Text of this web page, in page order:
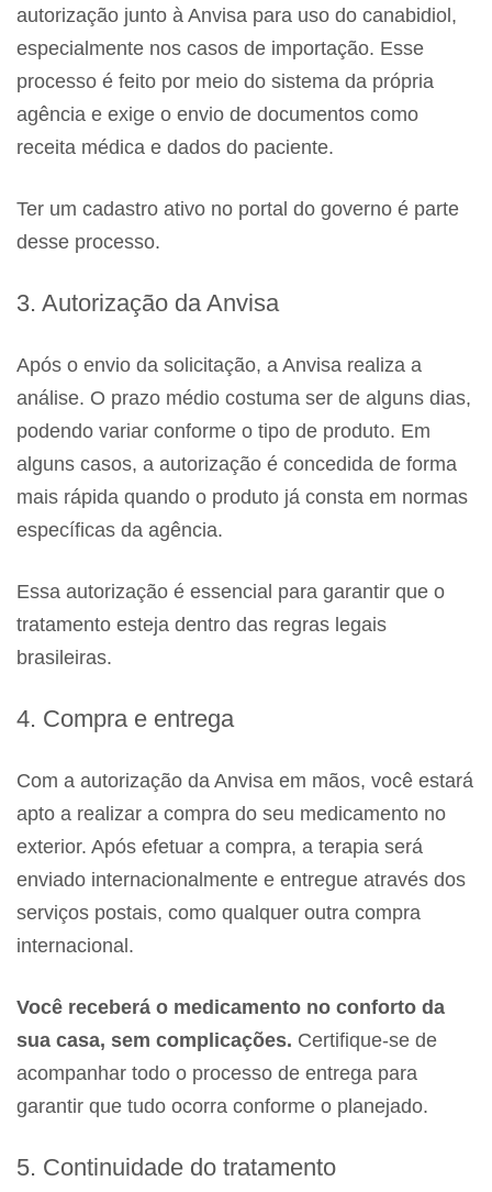
autorização junto à Anvisa para uso do canabidiol,
especialmente nos casos de importação. Esse
processo é feito por meio do sistema da própria
agência e exige o envio de documentos como
receita médica e dados do paciente.
Ter um cadastro ativo no portal do governo é parte
desse processo.
3. Autorização da Anvisa
Após o envio da solicitação, a Anvisa realiza a
análise. O prazo médio costuma ser de alguns dias,
podendo variar conforme o tipo de produto. Em
alguns casos, a autorização é concedida de forma
mais rápida quando o produto já consta em normas
específicas da agência.
Essa autorização é essencial para garantir que o
tratamento esteja dentro das regras legais
brasileiras.
4. Compra e entrega
Com a autorização da Anvisa em mãos, você estará
apto a realizar a compra do seu medicamento no
exterior. Após efetuar a compra, a terapia será
enviado internacionalmente e entregue através dos
serviços postais, como qualquer outra compra
internacional.
Você receberá o medicamento no conforto da
sua casa, sem complicações. Certifique-se de
acompanhar todo o processo de entrega para
garantir que tudo ocorra conforme o planejado.
5. Continuidade do tratamento